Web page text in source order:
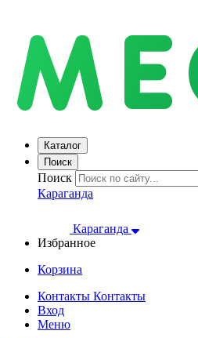
Каталог
Поиск
Поиск
Караганда
Караганда
Избранное
Корзина
Контакты Контакты
Вход
Меню